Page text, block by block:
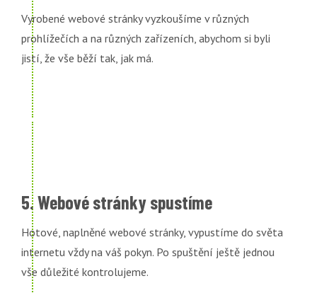
Vyrobené webové stránky vyzkoušíme v různých
prohlížečích a na různých zařízeních, abychom si byli
jistí, že vše běží tak, jak má.
5. Webové stránky spustíme
Hotové, naplněné webové stránky, vypustíme do světa
internetu vždy na váš pokyn. Po spuštění ještě jednou
vše důležité kontrolujeme.